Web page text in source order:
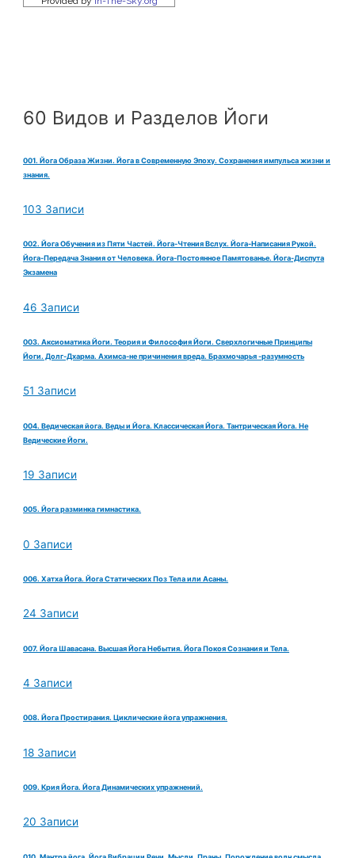
60 Видов и Разделов Йоги
001. Йога Образа Жизни. Йога в Современную Эпоху. Сохранения импульса жизни и
знания.
103 Записи
002. Йога Обучения из Пяти Частей. Йога-Чтения Вслух. Йога-Написания Рукой.
Йога-Передача Знания от Человека. Йога-Постоянное Памятованье. Йога-Диспута
Экзамена
46 Записи
003. Аксиоматика Йоги. Теория и Философия Йоги. Сверхлогичные Принципы
Йоги. Долг-Дхарма. Ахимса-не причинения вреда. Брахмочарья -разумность
51 Записи
004. Ведическая йога. Веды и Йога. Классическая Йога. Тантрическая Йога. Не
Ведические Йоги.
19 Записи
005. Йога разминка гимнастика.
0 Записи
006. Хатха Йога. Йога Статических Поз Тела или Асаны.
24 Записи
007. Йога Шавасана. Высшая Йога Небытия. Йога Покоя Сознания и Тела.
4 Записи
008. Йога Простирания. Циклические йога упражнения.
18 Записи
009. Крия Йога. Йога Динамических упражнений.
20 Записи